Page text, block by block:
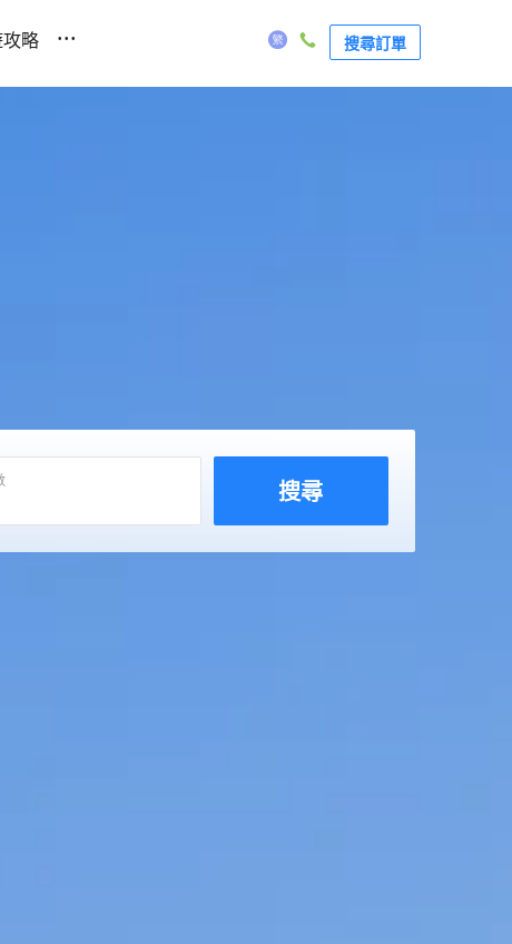
略 ... 搜尋訂單
搜尋